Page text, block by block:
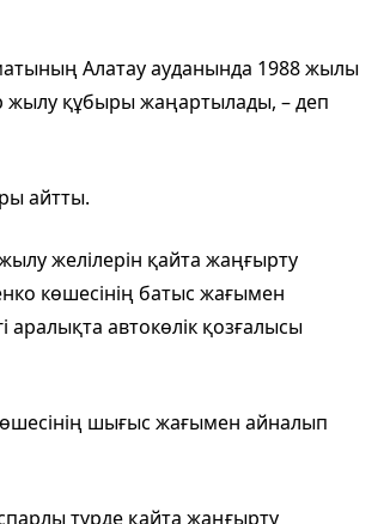
Алатау ауданында 1988 жылы
жылу құбыры жаңартылады, – деп
айтты.
желілерін қайта жаңғырту
көшесінің батыс жағымен
автокөлік қозғалысы
шығыс жағымен айналып
түрде қайта жаңғырту